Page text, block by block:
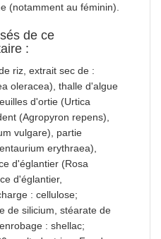
(notamment au féminin).
de ce
:
riz, extrait sec de :
oleracea), thalle d'algue
d'ortie (Urtica
(Agropyron repens),
vulgare), partie
erythraea),
d'églantier (Rosa
d'églantier,
: cellulose;
de silicium, stéarate de
: shellac;